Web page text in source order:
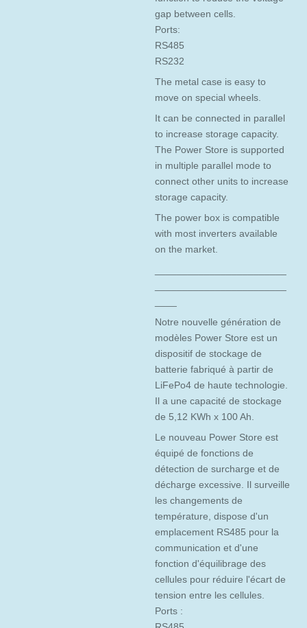
gap between cells.
Ports:
RS485
RS232
The metal case is easy to
move on special wheels.
It can be connected in parallel
to increase storage capacity.
The Power Store is supported
in multiple parallel mode to
connect other units to increase
storage capacity.
The power box is compatible
with most inverters available
on the market.
Notre nouvelle génération de
modèles Power Store est un
dispositif de stockage de
batterie fabriqué à partir de
LiFePo4 de haute technologie.
Il a une capacité de stockage
de 5,12 KWh x 100 Ah.
Le nouveau Power Store est
équipé de fonctions de
détection de surcharge et de
décharge excessive. Il surveille
les changements de
température, dispose d'un
emplacement RS485 pour la
communication et d'une
fonction d'équilibrage des
cellules pour réduire l'écart de
tension entre les cellules.
Ports :